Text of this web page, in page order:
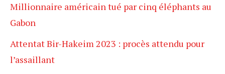
Millionnaire américain tué par cinq éléphants au
Gabon
Attentat Bir-Hakeim 2023 : procès attendu pour
l’assaillant